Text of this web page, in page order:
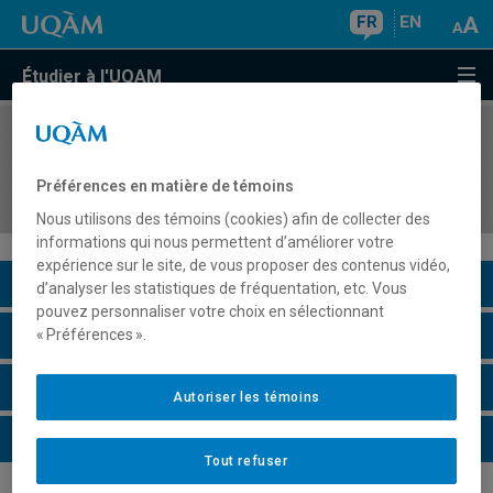
FR EN
Étudier à l'UQAM
COURS//
organisations
Description du cours
Horaire - Été 2026
Horaire - Automne 2026
Horaire - Hiver 2027
Préférences en matière de témoins
Nous utilisons des témoins (cookies) afin de collecter des
informations qui nous permettent d’améliorer votre
expérience sur le site, de vous proposer des contenus vidéo,
d’analyser les statistiques de fréquentation, etc. Vous
pouvez personnaliser votre choix en sélectionnant
« Préférences ».
Tout refuser
Autoriser les témoins